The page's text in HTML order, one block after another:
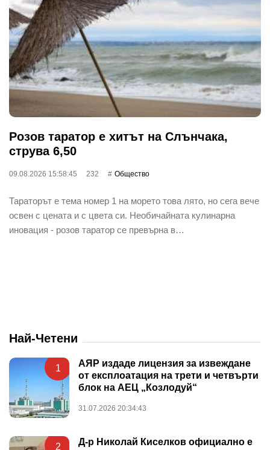
Розов таратор е хитът на Слънчака,
струва 6,50
09.08.2026 15:58:45 232 Общество
Тараторът е тема номер 1 на морето това лято, но сега вече
освен с цената и с цвета си. Необичайната кулинарна
иновация - розов таратор се превърна в…
Най-Четени
1
АЯР издаде лицензия за извеждане
от експлоатация на трети и четвърти
блок на АЕЦ „Козлодуй“
31.07.2026 20:34:43
2
Д-р Николай Киселков официално е